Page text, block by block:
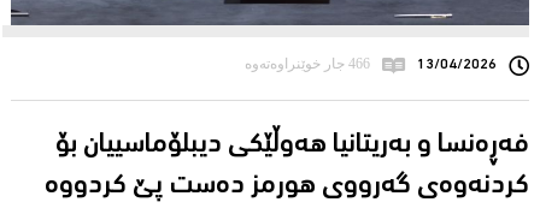
13/04/2026 466 جار خوێنراوەتەوە
فه‌ڕه‌نسا و به‌ریتانیا هه‌وڵێكی دیبلۆماسییان بۆ